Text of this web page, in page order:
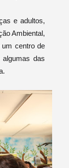
e adultos,
Ambiental,
centro de
das